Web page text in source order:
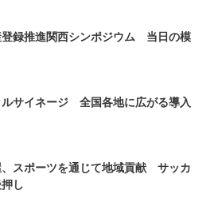
登録推進関西シンポジウム 当日の模
ルサイネージ 全国各地に広がる導入
、スポーツを通じて地域貢献 サッカ
し